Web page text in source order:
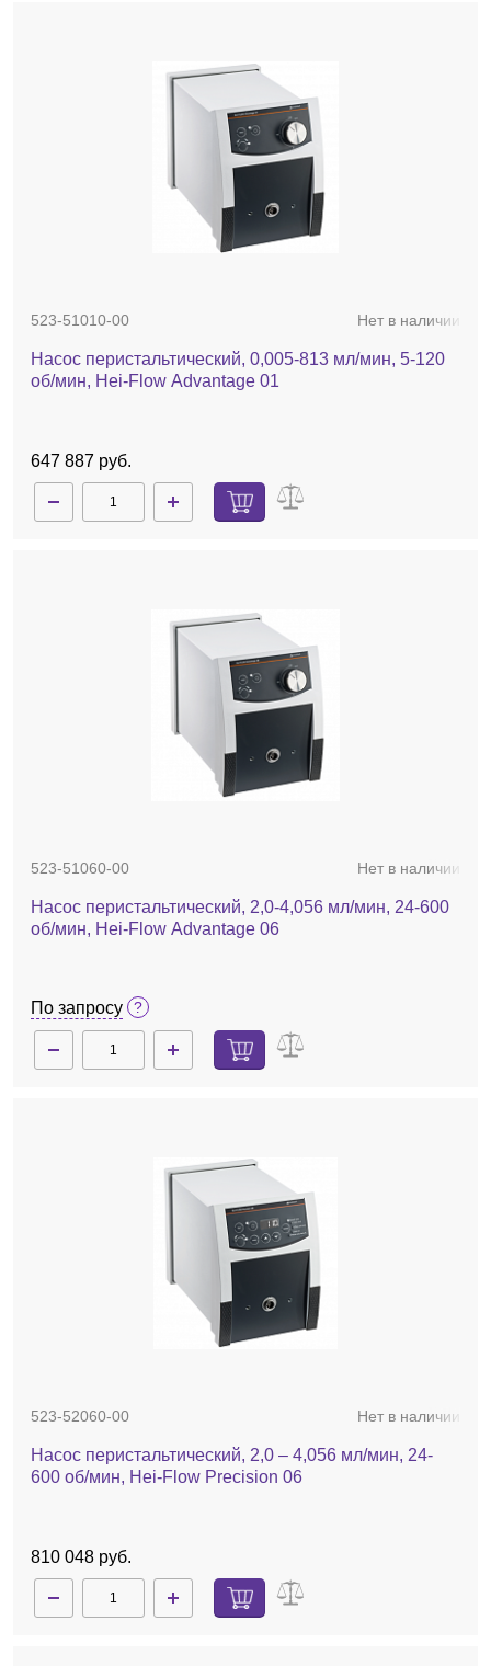
523-51010-00 Нет в наличии
Насос перистальтический, 0,005-813 мл/мин, 5-120
об/мин, Hei-Flow Advantage 01
647 887 руб.
523-51060-00 Нет в наличии
Насос перистальтический, 2,0-4,056 мл/мин, 24-600
об/мин, Hei-Flow Advantage 06
По запросу
523-52060-00 Нет в наличии
Насос перистальтический, 2,0 – 4,056 мл/мин, 24-
600 об/мин, Hei-Flow Precision 06
810 048 руб.